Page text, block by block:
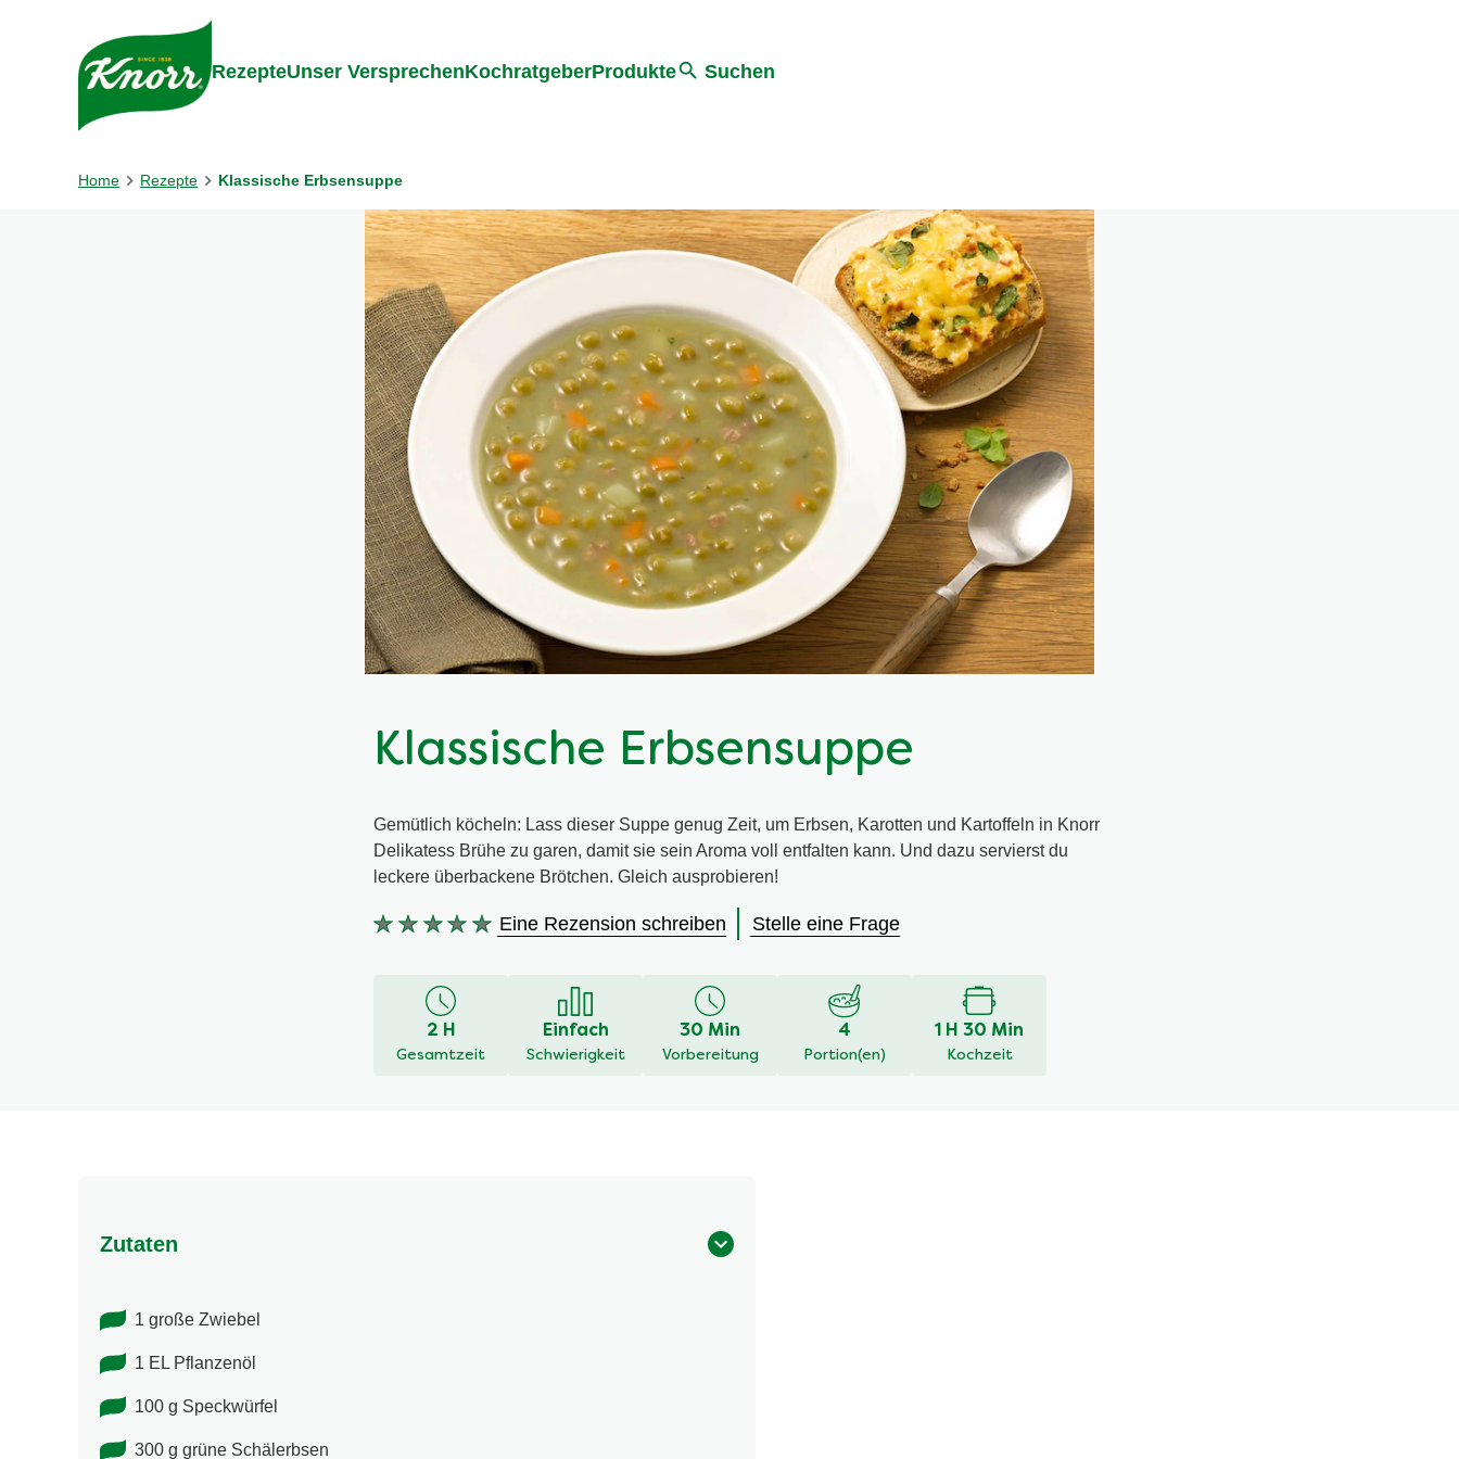
Gehe zu:
RezepteUnser VersprechenKochratgeberProdukte Suchen
Home Rezepte Klassische Erbsensuppe
Klassische Erbsensuppe
Gemütlich köcheln: Lass dieser Suppe genug Zeit, um Erbsen, Karotten und Kartoffeln in Knorr
Delikatess Brühe zu garen, damit sie sein Aroma voll entfalten kann. Und dazu servierst du
leckere überbackene Brötchen. Gleich ausprobieren!
Keine
dieses
recipe
Eine Rezension schreiben Stelle eine Frage
2 H
Gesamtzeit
Einfach
Schwierigkeit
30 Min
Vorbereitung
4
Portion(en)
1 H 30 Min
Kochzeit
Zutaten
1 große Zwiebel
1 EL Pflanzenöl
100 g Speckwürfel
300 g grüne Schälerbsen